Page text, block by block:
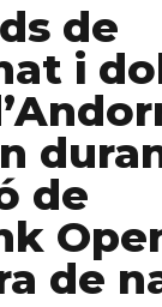
Ordino
de
i
de
de